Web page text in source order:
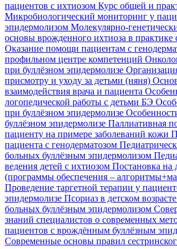
пациентов с ихтиозом Курс общей и
Микробиологический мониторинг у
эпидермолизом Молекулярно-
основы врожденного ихтиоза в практике
Оказание помощи пациентам с
профильном центре компетенций
при буллёзном эпидермолизе
присмотру и уходу за детьми (няня)
взаимодействия врача и пациента
логопедической работы с детьми БЭ
при буллёзном эпидермолизе
буллёзном эпидермолизе Паллиативная
пациенту на примере заболеваний кожи
пациента с генодерматозом
больных буллёзным эпидермолизом
ведения детей с ихтиозом Постановка на
(программы обеспечения –
Проведение таргетной терапии у
эпидермолизе Псориаз в детском возрасте
больных буллёзным эпидермолизом
знаний специалистов о современных
пациентов с врождённым буллёзным
Современные основы правил